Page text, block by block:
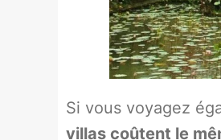
Si vous voyagez
villas coûtent le